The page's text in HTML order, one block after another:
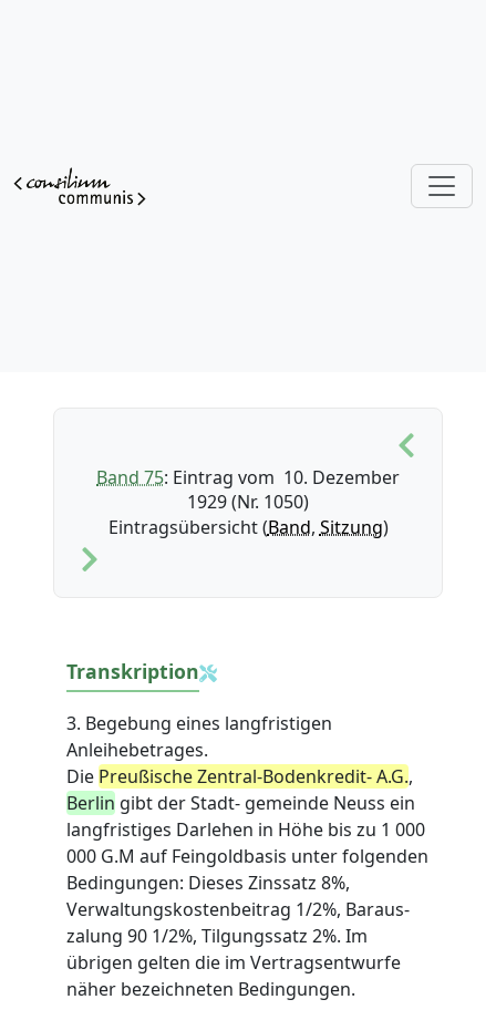
Band 75: Eintrag vom 10. Dezember
1929 (Nr. 1050)
Eintragsübersicht (Band, Sitzung)
Transkription
3. Begebung eines langfristigen
Anleihebetrages.
Die Preußische Zentral-Bodenkredit- A.G.,
Berlin gibt der Stadt- gemeinde Neuss ein
langfristiges Darlehen in Höhe bis zu 1 000
000 G.M auf Feingoldbasis unter folgenden
Bedingungen: Dieses Zinssatz 8%,
Verwaltungskostenbeitrag 1/2%, Baraus-
zalung 90 1/2%, Tilgungssatz 2%. Im
übrigen gelten die im Vertragsentwurfe
näher bezeichneten Bedingungen.